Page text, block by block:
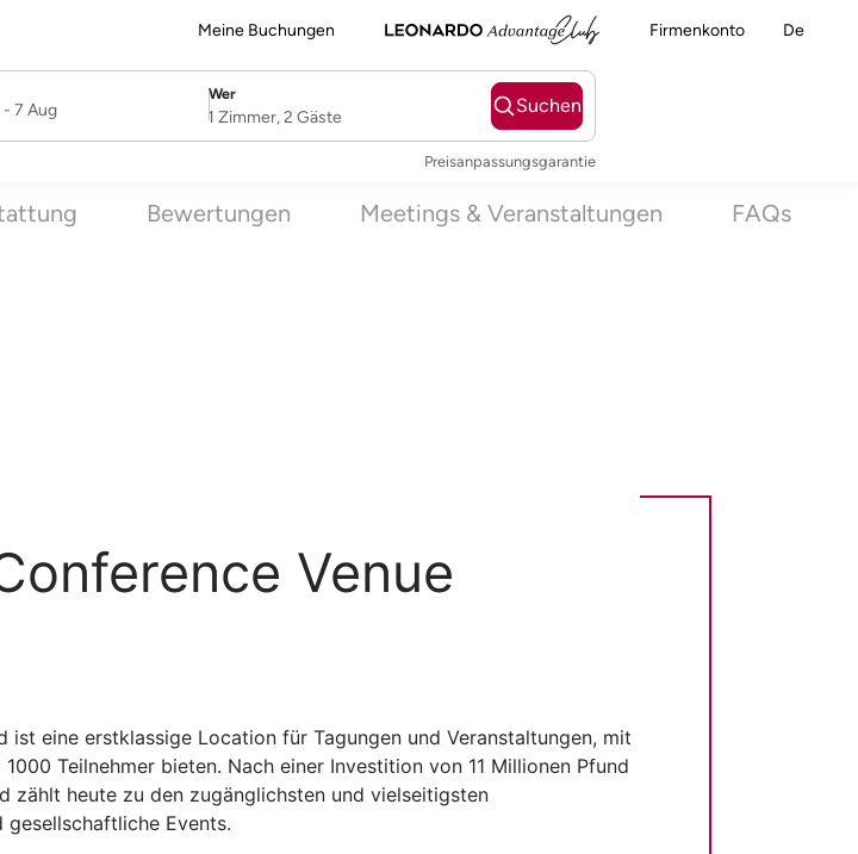
Meine Buchungen Firmenkonto De
- 7 Aug
Wer
Username
1 Zimmer, 2 Gäste
Suchen
Preisanpassungsgarantie
Bewertungen Meetings & Veranstaltungen FAQs
Venue
eine erstklassige Location für Tagungen und Veranstaltungen, mit
Teilnehmer bieten. Nach einer Investition von 11 Millionen Pfund
heute zu den zugänglichsten und vielseitigsten
Events.